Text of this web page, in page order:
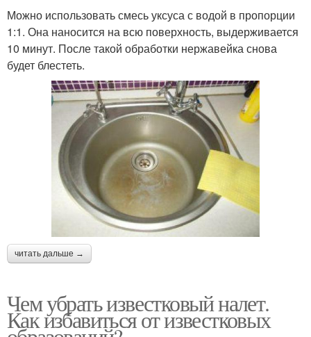
Можно использовать смесь уксуса с водой в пропорции
1:1. Она наносится на всю поверхность, выдерживается
10 минут. После такой обработки нержавейка снова
будет блестеть.
читать дальше →
Чем убрать известковый налет.
Как избавиться от известковых